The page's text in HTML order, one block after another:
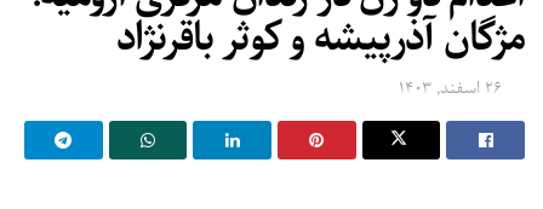
مژگان آذرپیشه و کوثر باقرنژاد
۲۶ اسفند, ۱۴۰۳